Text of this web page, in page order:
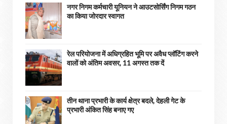
नगर निगम कर्मचारी यूनियन ने आउटसोर्सिंग निगम गठन
का किया जोरदार स्वागत
रेल परियोजना में अधिग्रहित भूमि पर अवैध प्लॉटिंग करने
वालों को अंतिम अवसर, 11 अगस्त तक दें
तीन थाना प्रभारी के कार्य क्षेत्र बदले, देहली गेट के
प्रभारी अंकित सिंह बनाए गए